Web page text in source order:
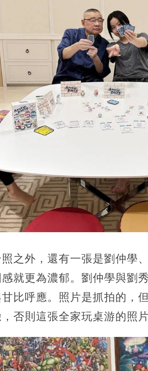
之外，還有一張是劉仲學
就更為濃郁。劉仲學與劉
比呼應。照片是抓拍的，
否則這張全家玩桌游的照